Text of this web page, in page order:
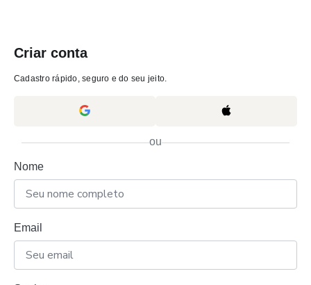
Criar conta
Cadastro rápido, seguro e do seu jeito.
ou
Nome
Email